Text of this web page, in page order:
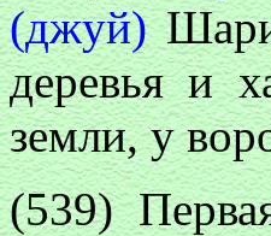
(джуй)
деревья и
земли, у
(539)